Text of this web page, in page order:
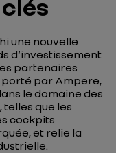
une nouvelle
d’investissement
partenaires
porté par Ampere,
le domaine des
telles que les
cockpits
et relie la